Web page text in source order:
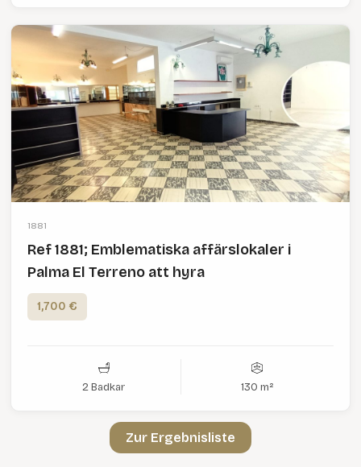
1881
Ref 1881; Emblematiska affärslokaler i
Palma El Terreno att hyra
1,700 €
2 Badkar 130 m²
Zur Ergebnisliste